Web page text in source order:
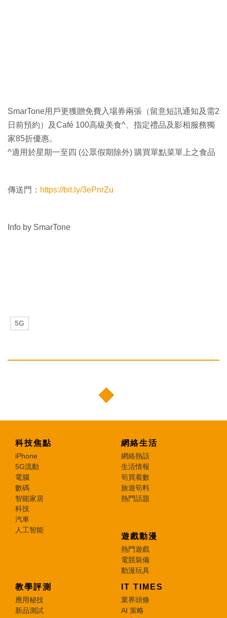
SmarTone用戶更獲贈免費入場券兩張（留意短訊通知及需2
日前預約）及Café 100高級美食^、指定禮品及影相服務獨
家85折優惠。
^適用於星期一至四 (公眾假期除外) 購買單點菜單上之食品
傳送門： https://bit.ly/3ePnrZu
Info by SmarTone
5G
科技焦點
iPhone
5G流動
電腦
數碼
智能家居
科技
汽車
人工智能
網絡生活
網絡熱話
生活情報
筍買着數
旅遊筍料
熱門話題
遊戲動漫
熱門遊戲
電競裝備
動漫玩具
教學評測
應用秘技
新品測試
IT TIMES
業界頭條
AI 策略